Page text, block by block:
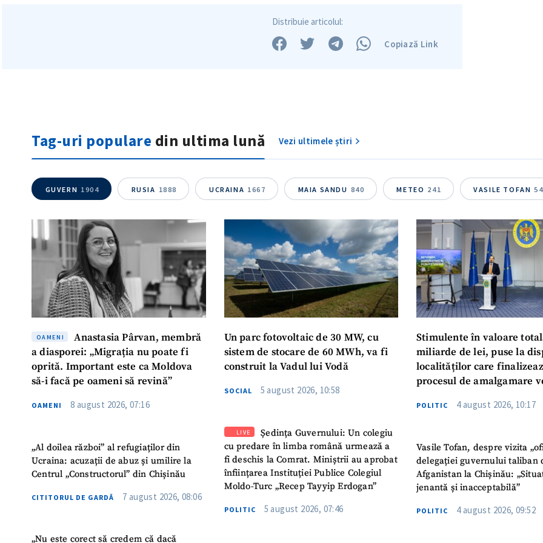
Distribuie articolul:
Copiază Link
Tag-uri populare din ultima lună Vezi ultimele știri
GUVERN 1904 RUSIA 1888 UCRAINA 1667 MAIA SANDU 840 METEO 241 VASILE TOFAN 54
OAMENI
Anastasia Pârvan, membră
a diasporei: „Migrația nu poate fi
oprită. Important este ca Moldova
să-i facă pe oameni să revină”
OAMENI 8 august 2026, 07:16
„Al doilea război” al refugiaților din
Ucraina: acuzații de abuz și umilire la
Centrul „Constructorul” din Chișinău
CITITORUL DE GARDĂ 7 august 2026, 08:06
„Nu este corect să credem că dacă
Un parc fotovoltaic de 30 MW, cu
sistem de stocare de 60 MWh, va fi
construit la Vadul lui Vodă
SOCIAL 5 august 2026, 10:58
LIVE
Ședința Guvernului: Un colegiu
cu predare în limba română urmează a
fi deschis la Comrat. Miniștrii au aprobat
înființarea Instituției Publice Colegiul
Moldo-Turc „Recep Tayyip Erdogan”
POLITIC 5 august 2026, 07:46
Stimulente în valoare
miliarde de lei, puse la
localităților care
procesul de amalgamare
POLITIC 4 august 2026, 10:17
Vasile Tofan, despre vizita
delegației guvernului taliban
Afganistan la Chișinău:
jenantă și inacceptabilă”
POLITIC 4 august 2026, 09:52